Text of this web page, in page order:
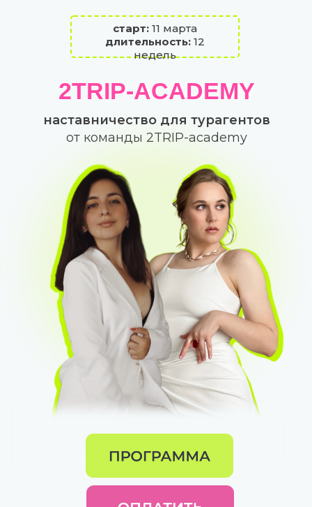
2TRIP-ACADEMY
2TRIP-ACADEMY
наставничество для турагентов
от команды 2TRIP-academy
старт: 11 марта
длительность: 12
недель